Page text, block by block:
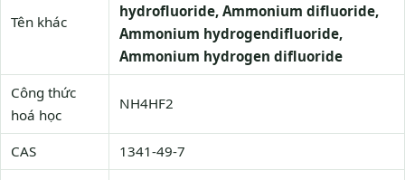
Tên khác
hydrofluoride, Ammonium difluoride,
Ammonium hydrogendifluoride,
Ammonium hydrogen difluoride
Công thức
hoá học
NH4HF2
CAS
1341-49-7